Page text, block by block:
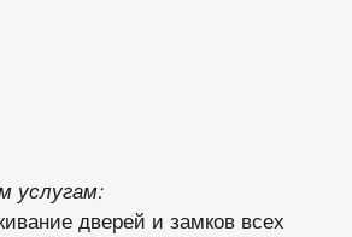
услугам:
дверей и замков всех